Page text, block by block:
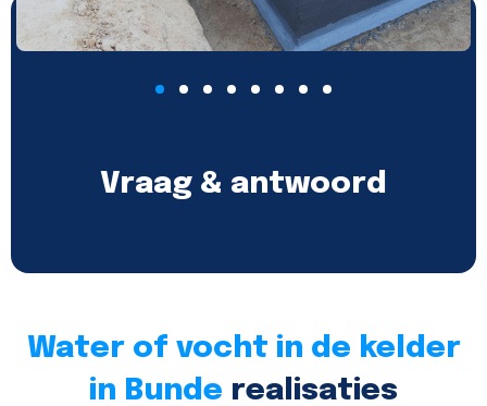
Vraag & antwoord
Water of vocht in de kelder
in Bunde realisaties